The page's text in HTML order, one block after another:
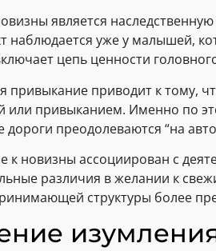
является
наблюдается уже у малышей,
цепь ценности
привыкание приводит к тому,
или привыканием. Именно по
преодолеваются “на
к новизны ассоциирован с
различия в желании к
структуры более